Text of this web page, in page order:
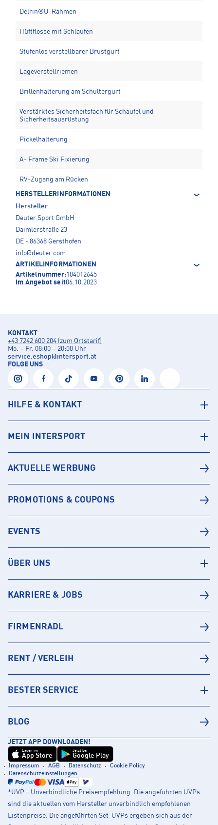
Delrin®U-Rahmen
Hüftflosse mit Schlaufen
Stufenlos verstellbarer Brustgurt
Lageverstellriemen
Brillenhalterung am Schultergurt
Verstärktes Sicherheitsfach für Schaufel und
Sicherheitsausrüstung
Pickelhalterung
A- Frame Ski Fixierung
RV-Zugang am Rücken
HERSTELLERINFORMATIONEN
Hersteller
Deuter Sport GmbH
Daimlerstraße 23
DE - 86368 Gersthofen
info@deuter.com
ARTIKELINFORMATIONEN
Artikelnummer:104012645
Im Angebot seit06.10.2023
KONTAKT
+43 7242 600 204 (zum Ortstarif)
Mo. – Fr. 08:00 – 20:00 Uhr
service.eshop@intersport.at
FOLGE UNS
HILFE & KONTAKT
MEIN INTERSPORT
AKTUELLE WERBUNG
PROMOTIONS & COUPONS
EVENTS
ÜBER UNS
KARRIERE & JOBS
FIRMENRADL
RENT / VERLEIH
BESTER SERVICE
BLOG
JETZT APP DOWNLOADEN!
Laden im
App Store
Jetzt bei
Google Play
Impressum AGB Datenschutz
Cookie Policy
Datenschutzeinstellungen
*UVP = Unverbindliche Preisempfehlung. Die angeführten UVPs
sind die aktuellen vom Hersteller unverbindlich empfohlenen
Listenpreise. Die angeführten Set-UVPs ergeben sich aus der